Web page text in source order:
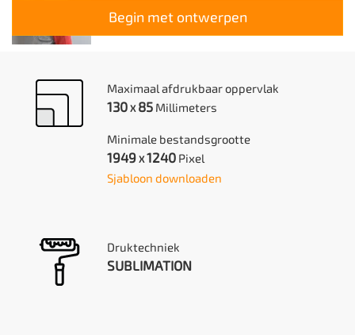
Begin met ontwerpen
Maximaal afdrukbaar oppervlak
130 X 85Millimeters
Minimale bestandsgrootte
1949 X 1240Pixel
Sjabloon downloaden
Druktechniek
SUBLIMATION